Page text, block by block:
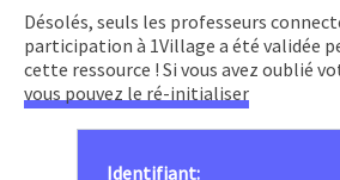
Désolés, seuls les professeurs
participation à 1Village a été validée
cette ressource ! Si vous avez oublié
vous pouvez le ré-initialiser
Identifiant: